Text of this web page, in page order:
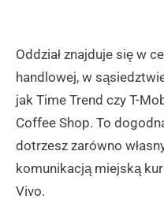
Oddział znajduje się w
handlowej, w
jak Time Trend czy T-
Coffee Shop. To
dotrzesz zarówno
komunikacją miejską
Vivo.